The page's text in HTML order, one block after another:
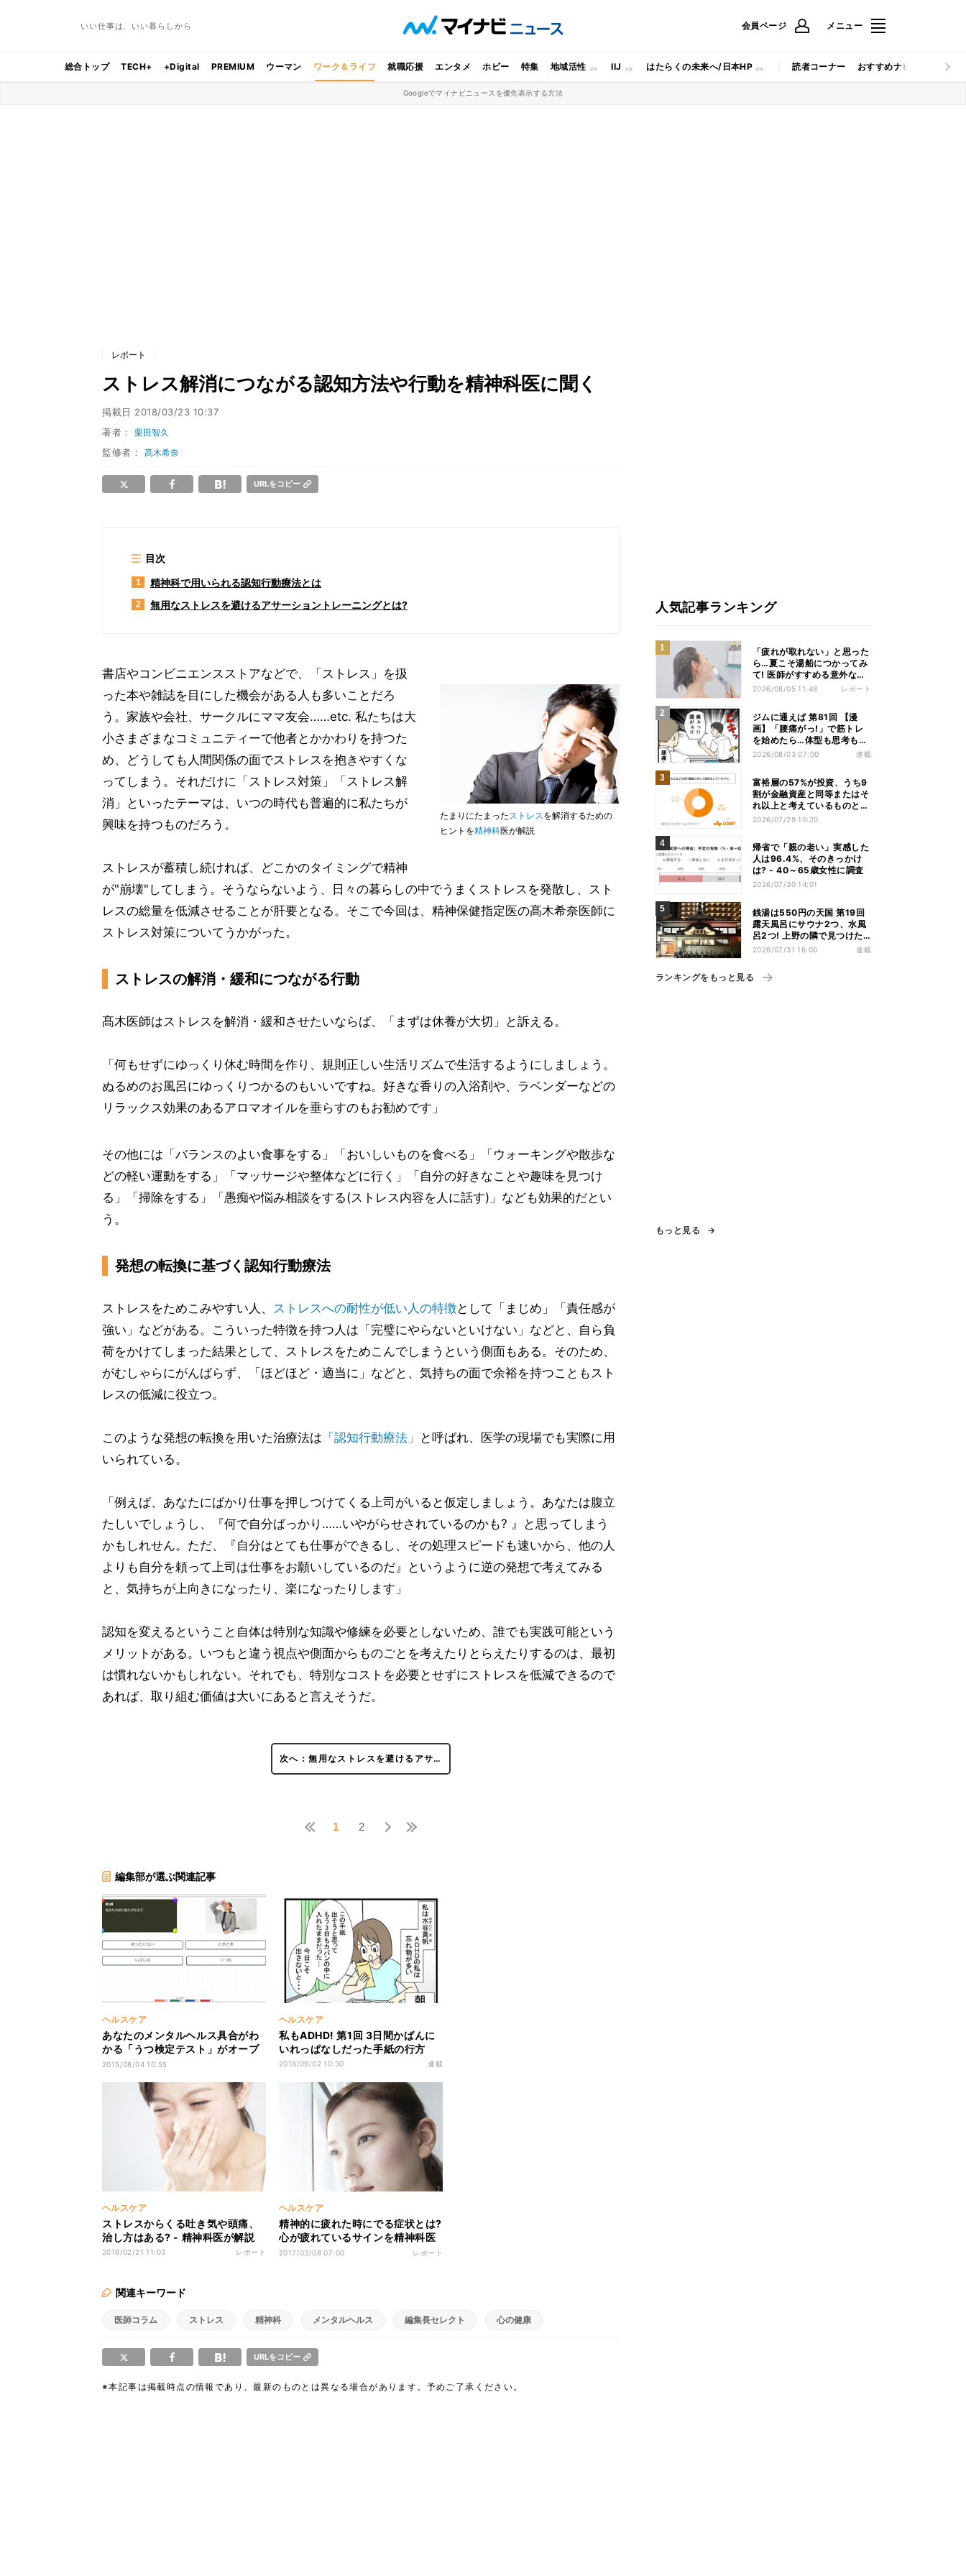
いい仕事は、いい暮らしから 会員ページ メニュー
総合トップ TECH+ +Digital PREMIUM ウーマン ワーク＆ライフ 就職応援 エンタメ ホビー 特集 地域活性 IIJ はたらくの未来へ/日本HP 読者コーナー おすすめナビ マイナビ
Googleでマイナビニュースを優先表示する方法
レポート
ストレス解消につながる認知方法や行動を精神科医に聞く
掲載日 2018/03/23 10:37
著者：栗田智久
監修者： 髙木希奈
URLをコピー
目次
1 精神科で用いられる認知行動療法とは
2 無用なストレスを避けるアサーショントレーニングとは?
たまりにたまったストレスを解消するための
ヒントを精神科医が解説
書店やコンビニエンスストアなどで、「ストレス」を扱
った本や雑誌を目にした機会がある人も多いことだろ
う。家族や会社、サークルにママ友会……etc. 私たちは大
小さまざまなコミュニティーで他者とかかわりを持つた
め、どうしても人間関係の面でストレスを抱きやすくな
ってしまう。それだけに「ストレス対策」「ストレス解
消」といったテーマは、いつの時代も普遍的に私たちが
興味を持つものだろう。
ストレスが蓄積し続ければ、どこかのタイミングで精神
が"崩壊"してしまう。そうならないよう、日々の暮らしの中でうまくストレスを発散し、スト
レスの総量を低減させることが肝要となる。そこで今回は、精神保健指定医の髙木希奈医師に
ストレス対策についてうかがった。
ストレスの解消・緩和につながる行動
髙木医師はストレスを解消・緩和させたいならば、「まずは休養が大切」と訴える。
「何もせずにゆっくり休む時間を作り、規則正しい生活リズムで生活するようにしましょう。
ぬるめのお風呂にゆっくりつかるのもいいですね。好きな香りの入浴剤や、ラベンダーなどの
リラックス効果のあるアロマオイルを垂らすのもお勧めです」
その他には「バランスのよい食事をする」「おいしいものを食べる」「ウォーキングや散歩な
どの軽い運動をする」「マッサージや整体などに行く」「自分の好きなことや趣味を見つけ
る」「掃除をする」「愚痴や悩み相談をする(ストレス内容を人に話す)」なども効果的だとい
う。
発想の転換に基づく認知行動療法
ストレスをためこみやすい人、 ストレスへの耐性が低い人の特徴として「まじめ」「責任感が
強い」などがある。こういった特徴を持つ人は「完璧にやらないといけない」などと、自ら負
荷をかけてしまった結果として、ストレスをためこんでしまうという側面もある。そのため、
がむしゃらにがんばらず、「ほどほど・適当に」などと、気持ちの面で余裕を持つこともスト
レスの低減に役立つ。
このような発想の転換を用いた治療法は 「認知行動療法」
と呼ばれ、医学の現場でも実際に用
いられている。
「例えば、あなたにばかり仕事を押しつけてくる上司がいると仮定しましょう。あなたは腹立
たしいでしょうし、『何で自分ばっかり……いやがらせされているのかも? 』と思ってしまう
かもしれせん。ただ、『自分はとても仕事ができるし、その処理スピードも速いから、他の人
よりも自分を頼って上司は仕事をお願いしているのだ』というように逆の発想で考えてみる
と、気持ちが上向きになったり、楽になったりします」
認知を変えるということ自体は特別な知識や修練を必要としないため、誰でも実践可能という
メリットがある。いつもと違う視点や側面からものごとを考えたりとらえたりするのは、最初
は慣れないかもしれない。それでも、特別なコストを必要とせずにストレスを低減できるので
あれば、取り組む価値は大いにあると言えそうだ。
次へ：無用なストレスを避けるアサ…
1 2
編集部が選ぶ関連記事
ヘルスケア
あなたのメンタルヘルス具合がわ
かる「うつ検定テスト」がオープ
ン
2015/08/04 10:55
ヘルスケア
私もADHD! 第1回 3日間かばんに
いれっぱなしだった手紙の行方
2016/09/02 10:30 連載
ヘルスケア
ストレスからくる吐き気や頭痛、
治し方はある? - 精神科医が解説
2018/02/21 11:03 レポート
ヘルスケア
精神的に疲れた時にでる症状とは?
心が疲れているサインを精神科医
が解説
2017/03/08 07:00 レポート
関連キーワード
医師コラム ストレス 精神科 メンタルヘルス 編集長セレクト 心の健康
URLをコピー
※本記事は掲載時点の情報であり、最新のものとは異なる場合があります。予めご了承ください。
人気記事ランキング
「疲れが取れない」と思った
ら…夏こそ湯船につかってみ
て! 医師がすすめる意外な入
浴習慣
2026/08/05 11:48 レポート
ジムに通えば 第81回 【漫
画】「腰痛がっ!」で筋トレ
を始めたら…体型も思考も別
人になっていた
2026/08/03 07:00 連載
富裕層の57%が投資、うち9
割が金融資産と同等またはそ
れ以上と考えているものと
は? - 「ないと人生を楽しめ
い戻すことが困難」
2026/07/29 10:20
帰省で「親の老い」実感した
人は96.4%、そのきっかけ
は? - 40～65歳女性に調査
2026/07/30 14:01
銭湯は550円の天国 第19回
露天風呂にサウナ2つ、水風
呂2つ! 上野の隣で見つけた
東京屈指の人気銭湯
2026/07/31 16:00 連載
ランキングをもっと見る
もっと見る